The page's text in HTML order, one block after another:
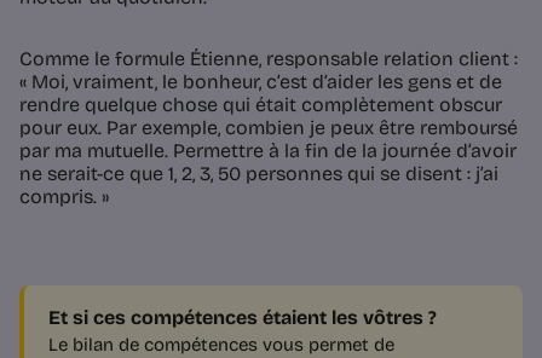
Comme le formule Étienne, responsable relation client :
« Moi, vraiment, le bonheur, c’est d’aider les gens et de
rendre quelque chose qui était complètement obscur
pour eux. Par exemple, combien je peux être remboursé
par ma mutuelle. Permettre à la fin de la journée d’avoir
ne serait-ce que 1, 2, 3, 50 personnes qui se disent : j’ai
compris. »
Et si ces compétences étaient les vôtres ?
Le bilan de compétences vous permet de